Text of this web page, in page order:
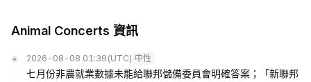
Animal Concerts 資訊
2026-08-08 01:39 (UTC) 中性
七月份非農就業數據未能給聯邦儲備委員會明確答案；「新聯邦